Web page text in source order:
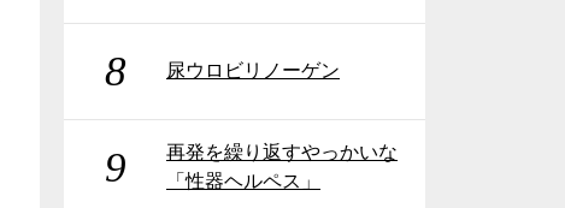
8 尿ウロビリノーゲン
9
再発を繰り返すやっかいな
「性器ヘルペス」